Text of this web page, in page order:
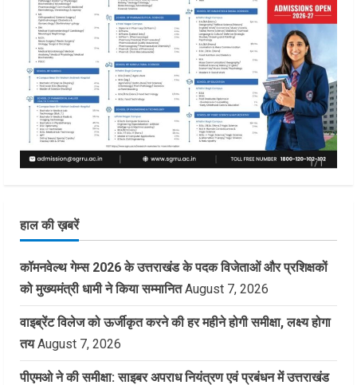
हाल की ख़बरें
कॉमनवेल्थ गेम्स 2026 के उत्तराखंड के पदक विजेताओं और प्रशिक्षकों
को मुख्यमंत्री धामी ने किया सम्मानित August 7, 2026
वाइब्रेंट विलेज को ऊर्जीकृत करने की हर महीने होगी समीक्षा, लक्ष्य होगा
तय August 7, 2026
पीएमओ ने की समीक्षा: साइबर अपराध नियंत्रण एवं प्रबंधन में उत्तराखंड